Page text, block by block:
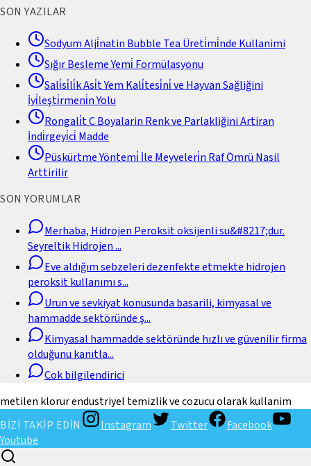
SON YAZILAR
Sodyum Alji̇natin Bubble Tea Üreti̇mi̇nde Kullanimi
Sığır Besleme Yemi̇ Formülasyonu
Sali̇si̇li̇k Asi̇t Yem Kali̇tesi̇ni̇ ve Hayvan Sağliğini
İyi̇leşti̇rmeni̇n Yolu
Rongali̇t C Boyalarin Renk ve Parlakliğini Artiran
İndi̇rgeyi̇ci̇ Madde
Püskürtme Yöntemi̇ İle Meyveleri̇n Raf Ömrü Nasil
Arttirilir
SON YORUMLAR
Merhaba, Hidrojen Peroksit oksijenli su&#8217;dur.
Seyreltik Hidrojen...
Eve aldığım sebzeleri dezenfekte etmekte hidrojen
peroksit kullanımı s...
Urun ve sevkiyat konusunda basarili, kimyasal ve
hammadde sektöründe ş...
Kimyasal hammadde sektöründe hızlı ve güvenilir firma
olduğunu kanıtla...
Cok bilgilendirici
metilen klorur endustriyel temizlik ve cozucu olarak kullanim
BİZİ TAKİP EDİN
Instagram Twitter
Facebook
Youtube